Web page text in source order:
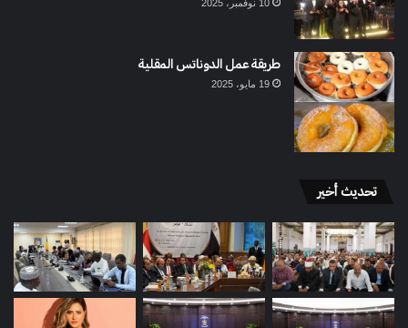
10 نوفمبر، 2025
طريقة عمل الدوناتس المقلية
19 مايو، 2025
تحديث أخير